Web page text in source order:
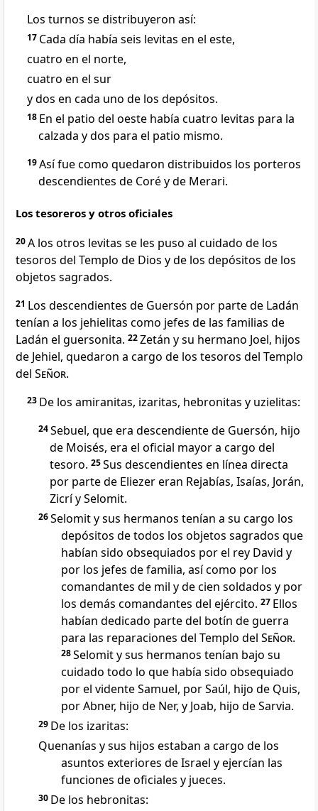
Los turnos se distribuyeron así:
17 Cada día había seis levitas en el este,
cuatro en el norte,
cuatro en el sur
y dos en cada uno de los depósitos.
18 En el patio del oeste había cuatro levitas para la
calzada y dos para el patio mismo.
19Así fue como quedaron distribuidos los porteros
descendientes de Coré y de Merari.
Los tesoreros y otros oficiales
20A los otros levitas se les puso al cuidado de los
tesoros del Templo de Dios y de los depósitos de los
objetos sagrados.
21 Los descendientes de Guersón por parte de Ladán
tenían a los jehielitas como jefes de las familias de
Ladán el guersonita. 22Zetán y su hermano Joel, hijos
de Jehiel, quedaron a cargo de los tesoros del Templo
del Señor.
23 De los amiranitas, izaritas, hebronitas y uzielitas:
24Sebuel, que era descendiente de Guersón, hijo
de Moisés, era el oficial mayor a cargo del
tesoro. 25Sus descendientes en línea directa
por parte de Eliezer eran Rejabías, Isaías, Jorán,
Zicrí y Selomit.
26Selomit y sus hermanos tenían a su cargo los
depósitos de todos los objetos sagrados que
habían sido obsequiados por el rey David y
por los jefes de familia, así como por los
comandantes de mil y de cien soldados y por
los demás comandantes del ejército. 27 Ellos
habían dedicado parte del botín de guerra
para las reparaciones del Templo del Señor.
28Selomit y sus hermanos tenían bajo su
cuidado todo lo que había sido obsequiado
por el vidente Samuel, por Saúl, hijo de Quis,
por Abner, hijo de Ner, y Joab, hijo de Sarvia.
29 De los izaritas:
Quenanías y sus hijos estaban a cargo de los
asuntos exteriores de Israel y ejercían las
funciones de oficiales y jueces.
30 De los hebronitas: